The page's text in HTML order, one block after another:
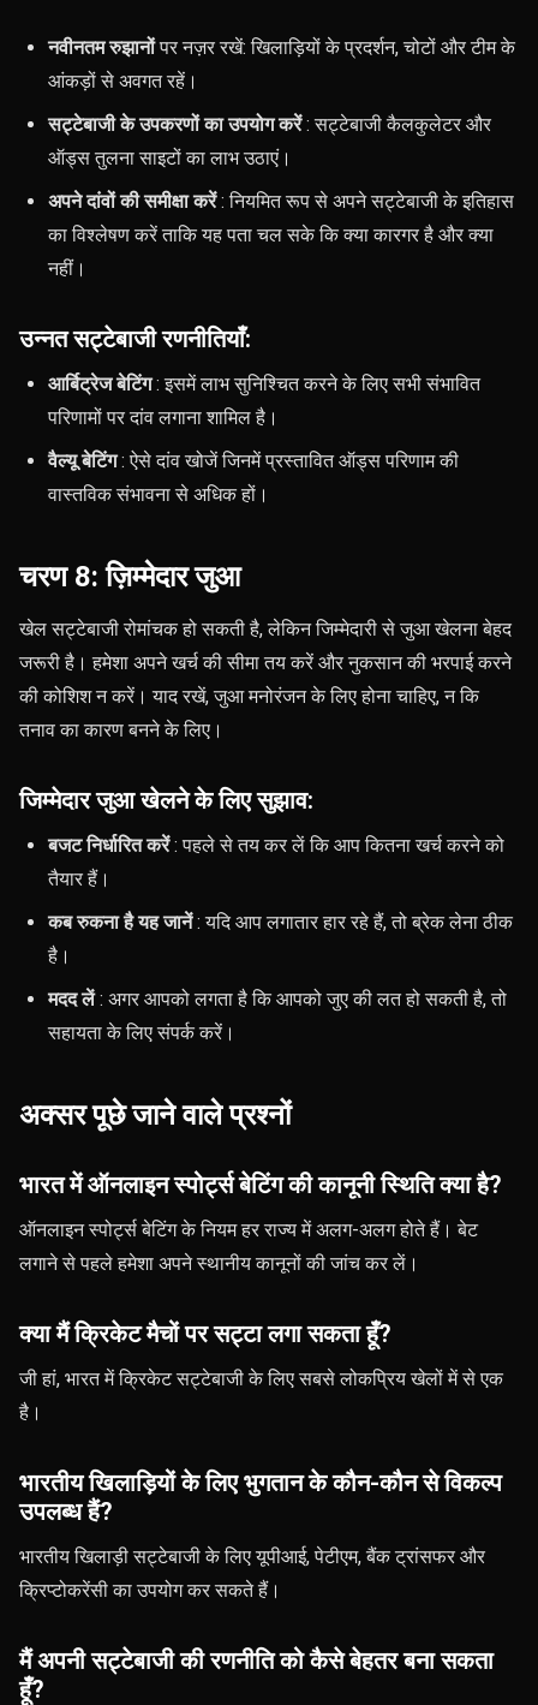
नवीनतम रुझानोंपर नज़र रखें: खिलाड़ियों के प्रदर्शन, चोटों और टीम के
आंकड़ों से अवगत रहें।
सट्टेबाजी के उपकरणों का उपयोग करें: सट्टेबाजी कैलकुलेटर और
ऑड्स तुलना साइटों का लाभ उठाएं।
अपने दांवों की समीक्षा करें: नियमित रूप से अपने सट्टेबाजी के इतिहास
का विश्लेषण करें ताकि यह पता चल सके कि क्या कारगर है और क्या
नहीं।
उन्नत सट्टेबाजी रणनीतियाँ:
आर्बिट्रेज बेटिंग: इसमें लाभ सुनिश्चित करने के लिए सभी संभावित
परिणामों पर दांव लगाना शामिल है।
वैल्यू बेटिंग: ऐसे दांव खोजें जिनमें प्रस्तावित ऑड्स परिणाम की
वास्तविक संभावना से अधिक हों।
चरण 8: ज़िम्मेदार जुआ
खेल सट्टेबाजी रोमांचक हो सकती है, लेकिन जिम्मेदारी से जुआ खेलना बेहद
जरूरी है। हमेशा अपने खर्च की सीमा तय करें और नुकसान की भरपाई करने
की कोशिश न करें। याद रखें, जुआ मनोरंजन के लिए होना चाहिए, न कि
तनाव का कारण बनने के लिए।
जिम्मेदार जुआ खेलने के लिए सुझाव:
बजट निर्धारित करें: पहले से तय कर लें कि आप कितना खर्च करने को
तैयार हैं।
कब रुकना है यह जानें: यदि आप लगातार हार रहे हैं, तो ब्रेक लेना ठीक
है।
मदद लें: अगर आपको लगता है कि आपको जुए की लत हो सकती है, तो
सहायता के लिए संपर्क करें।
अक्सर पूछे जाने वाले प्रश्नों
भारत में ऑनलाइन स्पोर्ट्स बेटिंग की कानूनी स्थिति क्या है?
ऑनलाइन स्पोर्ट्स बेटिंग के नियम हर राज्य में अलग-अलग होते हैं। बेट
लगाने से पहले हमेशा अपने स्थानीय कानूनों की जांच कर लें।
क्या मैं क्रिकेट मैचों पर सट्टा लगा सकता हूँ?
जी हां, भारत में क्रिकेट सट्टेबाजी के लिए सबसे लोकप्रिय खेलों में से एक
है।
भारतीय खिलाड़ियों के लिए भुगतान के कौन-कौन से विकल्प
उपलब्ध हैं?
भारतीय खिलाड़ी सट्टेबाजी के लिए यूपीआई, पेटीएम, बैंक ट्रांसफर और
क्रिप्टोकरेंसी का उपयोग कर सकते हैं।
मैं अपनी सट्टेबाजी की रणनीति को कैसे बेहतर बना सकता
हूँ?